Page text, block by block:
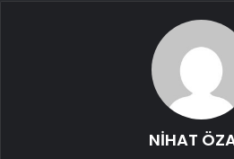
NİHAT